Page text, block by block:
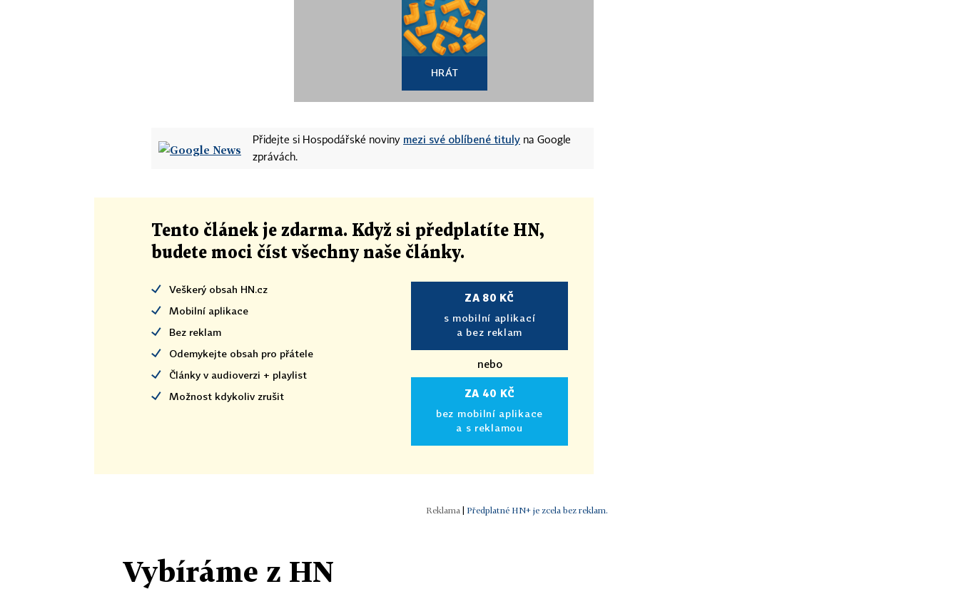
HRÁT
Přidejte si Hospodářské noviny mezi své oblíbené tituly na Google
zprávách.
Tento článek je zdarma. Když si předplatíte HN,
budete moci číst všechny naše články.
Veškerý obsah HN.cz
Mobilní aplikace
Bez reklam
Odemykejte obsah pro přátele
Články v audioverzi + playlist
Možnost kdykoliv zrušit
ZA 80 KČ
s mobilní aplikací
a bez reklam
nebo
ZA 40 KČ
bez mobilní aplikace
a s reklamou
Předplatné HN+ je zcela bez reklam.
Vybíráme z HN